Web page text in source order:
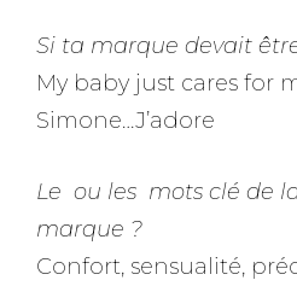
Si ta marque devait
My baby just cares for
Simone…J’adore
Le ou les mots clé de
marque ?
Confort, sensualité,